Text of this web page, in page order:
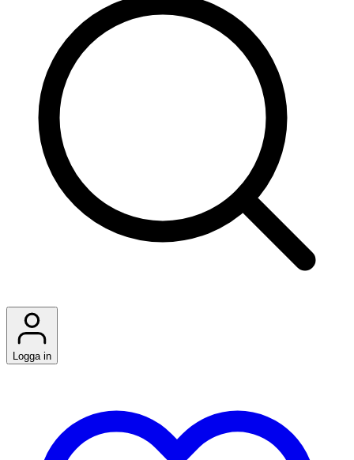
Logga in